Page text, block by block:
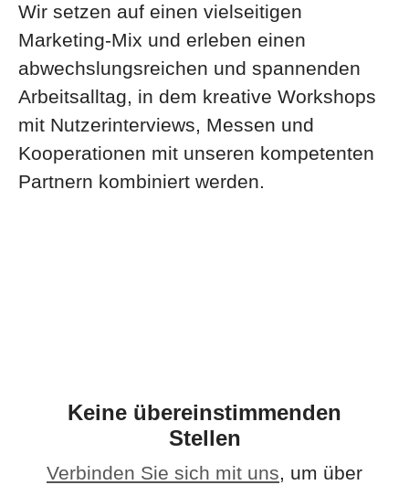
Wir setzen auf einen vielseitigen
Marketing-Mix und erleben einen
abwechslungsreichen und spannenden
Arbeitsalltag, in dem kreative Workshops
mit Nutzerinterviews, Messen und
Kooperationen mit unseren kompetenten
Partnern kombiniert werden.
Keine übereinstimmenden
Stellen
Verbinden Sie sich mit uns, um über